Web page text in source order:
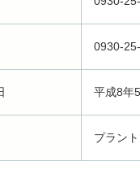
0930-
平成8年
プラン